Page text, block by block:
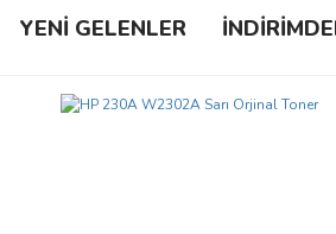
YENİ GELENLER